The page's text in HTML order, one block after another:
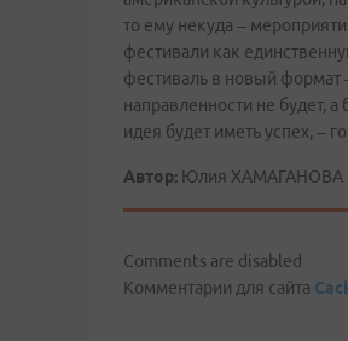
то ему некуда –
фестивали как
фестиваль в новый формат
направленности не будет,
идея будет иметь успех, –
Автор: Юлия ХАМАГАНОВА
Comments are disabled
Комментарии для сайта